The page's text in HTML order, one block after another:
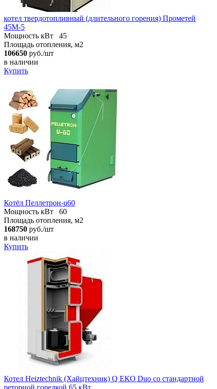
котел твердотопливный (длительного горения) Прометей
45М-5
Мощность кВт
45
Площадь отопления, м2
106650 руб./шт
в наличии
Купить
Котёл Пеллетрон-u60
Мощность кВт
60
Площадь отопления, м2
168750 руб./шт
в наличии
Купить
Котел Heiztechnik (Хайцтехник) Q ЕКO Duo со стандартной
реторной горелкой 65 кВт